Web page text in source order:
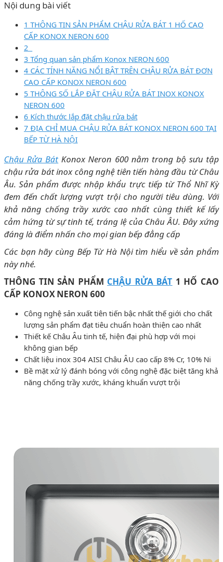
Nội dung bài viết
1 THÔNG TIN SẢN PHẨM CHẬU RỬA BÁT 1 HỐ CAO
CẤP KONOX NERON 600
2
3 Tổng quan sản phẩm Konox NERON 600
4 CÁC TÍNH NĂNG NỔI BẬT TRÊN CHẬU RỬA BÁT ĐƠN
CAO CẤP KONOX NERON 600
5 THÔNG SỐ LẮP ĐẶT CHẬU RỬA BÁT INOX KONOX
NERON 600
6 Kích thước lắp đặt chậu rửa bát
7 ĐỊA CHỈ MUA CHẬU RỬA BÁT KONOX NERON 600 TẠI
BẾP TỪ HÀ NỘI
Chậu Rửa Bát Konox Neron 600 nằm trong bộ sưu tập
chậu rửa bát inox công nghệ tiên tiến hàng đầu từ Châu
Âu. Sản phẩm được nhập khẩu trực tiếp từ Thổ Nhĩ Kỳ
đem đến chất lượng vượt trội cho người tiêu dùng. Với
khả năng chống trầy xước cao nhất cùng thiết kế lấy
cảm hứng từ sự tinh tế, tráng lệ của Châu ÂU. Đây xứng
đáng là điểm nhấn cho mọi gian bếp đẳng cấp
Các bạn hãy cùng Bếp Từ Hà Nội tìm hiểu về sản phẩm
này nhé.
THÔNG TIN SẢN PHẨM CHẬU RỬA BÁT 1 HỐ CAO
CẤP KONOX NERON 600
Công nghệ sản xuất tiên tiến bậc nhất thế giới cho chất
lượng sản phẩm đạt tiêu chuẩn hoàn thiện cao nhất
Thiết kế Châu Âu tinh tế, hiện đại phù hợp với mọi
không gian bếp
Chất liệu inox 304 AISI Châu ÂU cao cấp 8% Cr, 10% Ni
Bề mặt xử lý đánh bóng với công nghệ đặc biệt tăng khả
năng chống trầy xước, kháng khuẩn vượt trội